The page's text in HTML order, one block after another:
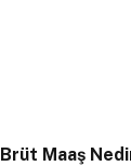
Brüt Maaş